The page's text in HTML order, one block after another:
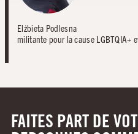
Elżbieta Podlesna
militante pour la cause LGBTQIA+
FAITES PART DE